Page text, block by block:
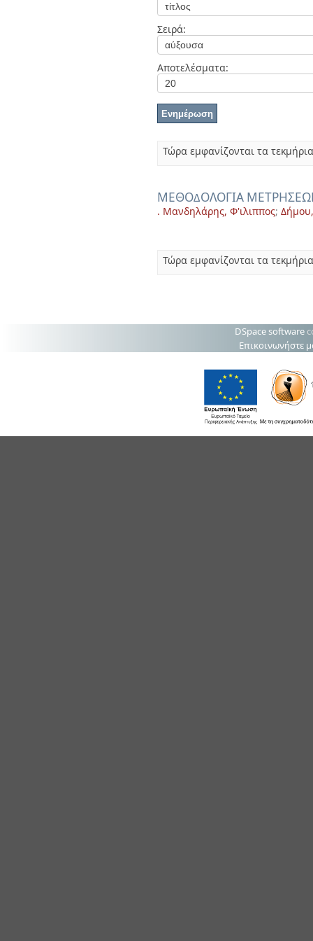
Σειρά:
Αποτελέσματα:
Τώρα εμφανίζονται τα
ΜΕΘΟ∆ΟΛΟΓΙΑ
. Μανδηλάρης, Φ'ιλιππος;
Τώρα εμφανίζονται τα
DSpace software
Επικοινωνήστε